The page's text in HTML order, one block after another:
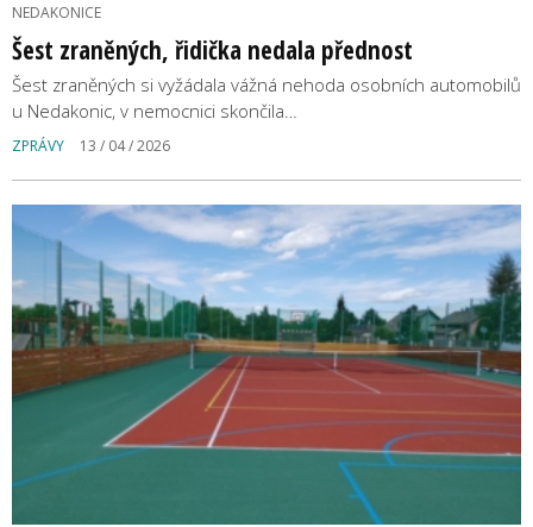
NEDAKONICE
Šest zraněných, řidička nedala přednost
Šest zraněných si vyžádala vážná nehoda osobních automobilů
u Nedakonic, v nemocnici skončila…
ZPRÁVY 13 / 04 / 2026